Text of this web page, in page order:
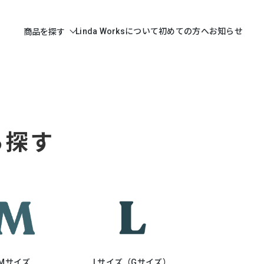
商品を探す Linda Worksについて初めての方へお知らせ
す